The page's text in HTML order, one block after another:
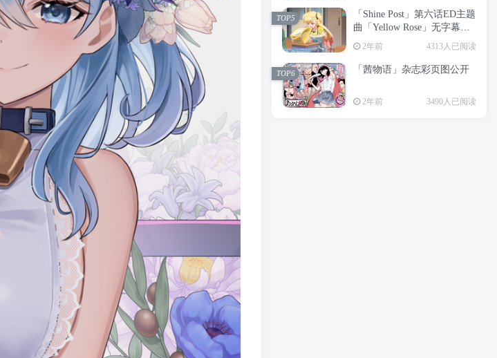
「Shine Post」第六话ED主题
曲「Yellow Rose」无字幕MV
公开
2年前 4313人已阅读
TOP5
「茜物语」杂志彩页图公开
2年前 3490人已阅读
TOP6
2年前 6199人已阅读
APP下载
2年前 5058人已阅读
TOP3
经典杯子蛋糕 佐岸 漫画「经
典杯子蛋糕」宣布真人日剧
TOP4